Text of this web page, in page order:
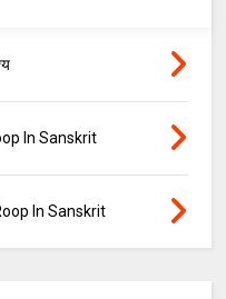
In Sanskrit
In Sanskrit